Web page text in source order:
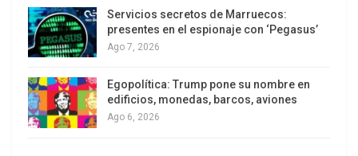
Los latinos le van dando la espalda a Trump
Servicios secretos de Marruecos:
presentes en el espionaje con ‘Pegasus’
Ago 7, 2026
Egopolítica: Trump pone su nombre en
edificios, monedas, barcos, aviones
Ago 6, 2026